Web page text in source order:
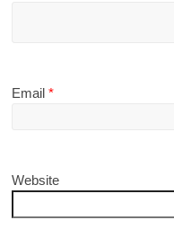
Email*
Website